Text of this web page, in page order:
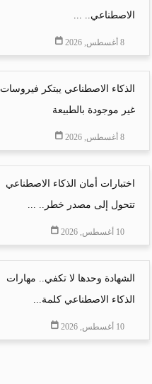
الاصطناعي.. ...
8 أغسطس, 2026
الذكاء الاصطناعي يبتكر فيروسات
غير موجودة بالطبيعة
8 أغسطس, 2026
اختبارات أمان الذكاء الاصطناعي
تتحول إلى مصدر خطر.. ...
10 أغسطس, 2026
الشهادة وحدها لا تكفي.. مهارات
الذكاء الاصطناعي كلمة...
10 أغسطس, 2026